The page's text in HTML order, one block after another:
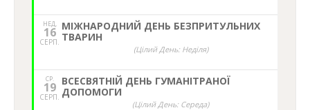
НЕД,
16
СЕРП.
МІЖНАРОДНИЙ ДЕНЬ БЕЗПРИТУЛЬНИХ
ТВАРИН
(Цілий День: Неділя)
СР.
19
СЕРП.
ВСЕСВЯТНІЙ ДЕНЬ ГУМАНІТРАНОЇ
ДОПОМОГИ
(Цілий День: Середа)